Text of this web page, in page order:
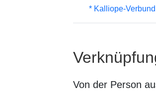
* Kalliope-Verbund
Von der Person